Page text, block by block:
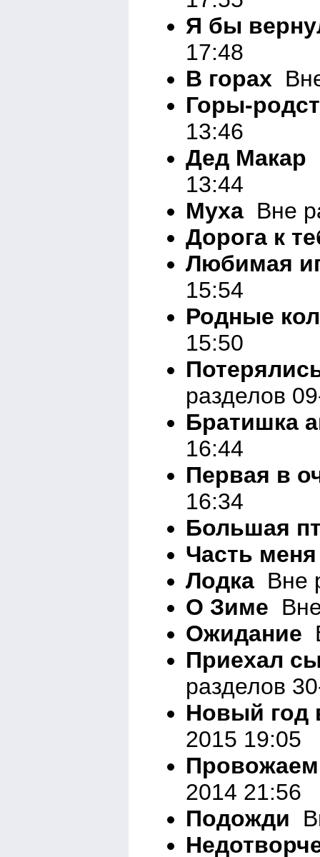
Я бы
17:48
В горах
Горы-
13:46
Дед Макар
13:44
Муха Вне
Дорога к
Любимая
15:54
Родные
15:50
разделов
Братишка
16:44
Первая в
16:34
Большая
Часть меня
Лодка Вне
О Зиме
Ожидание
Приехал
разделов
Новый год
2015 19:05
2014 21:56
Подожди